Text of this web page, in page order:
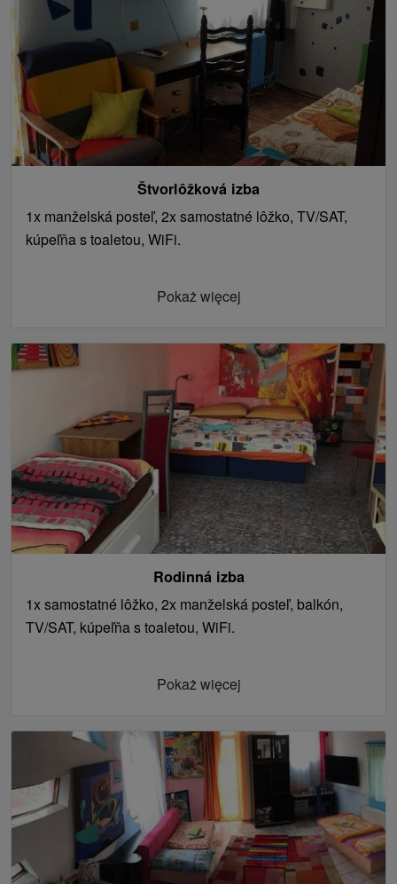
Štvorlôžková izba
1x manželská posteľ, 2x samostatné lôžko, TV/SAT,
kúpeľňa s toaletou, WiFi.
Pokaż więcej
Rodinná izba
1x samostatné lôžko, 2x manželská posteľ, balkón,
TV/SAT, kúpeľňa s toaletou, WiFi.
Pokaż więcej